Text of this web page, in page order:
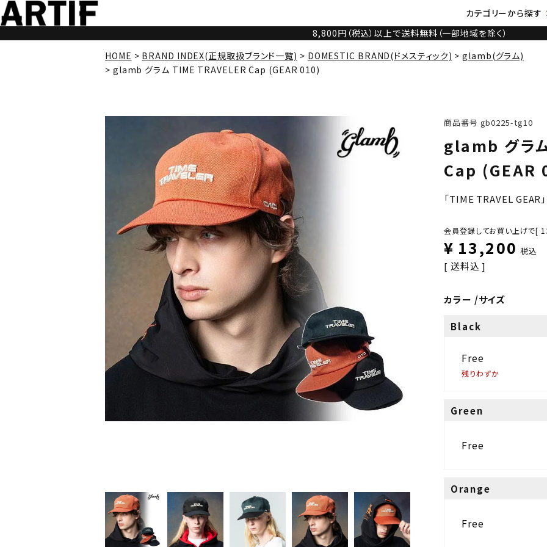
カテゴリーから探す
8,800円（税込）以上で送料無料（一部地域を除く）
HOME
BRAND INDEX(正規取扱ブランド一覧) DOMESTIC BRAND(ドメスティック)
glamb(グラム)
glamb グラム TIME TRAVELER Cap (GEAR 010)
商品番号 gb0225-tg10
glamb グラ
Cap (GEAR
「TIME TRAVEL GEAR
会員登録してお買い上げで[
¥ 13,200 税込
送料込
カラー サイズ
Black
Free
残りわずか
Green
Free
Orange
Free